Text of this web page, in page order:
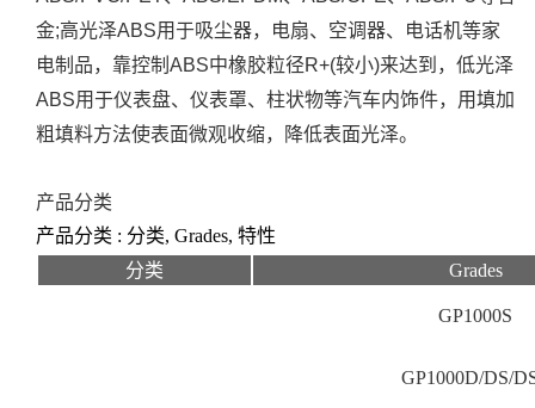
金;高光泽ABS用于吸尘器，电扇、空调器、电话机等家
电制品，靠控制ABS中橡胶粒径R+(较小)来达到，低光泽
ABS用于仪表盘、仪表罩、柱状物等汽车内饰件，用填加
粗填料方法使表面微观收缩，降低表面光泽。
产品分类
产品分类 : 分类, Grades, 特性
分类
Grades
GP1000S
GP1000D/DS/